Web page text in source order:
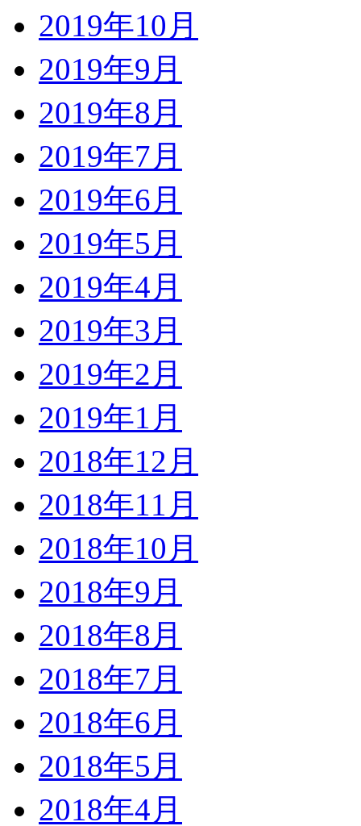
2019年10月
2019年9月
2019年8月
2019年7月
2019年6月
2019年5月
2019年4月
2019年3月
2019年2月
2019年1月
2018年12月
2018年11月
2018年10月
2018年9月
2018年8月
2018年7月
2018年6月
2018年5月
2018年4月